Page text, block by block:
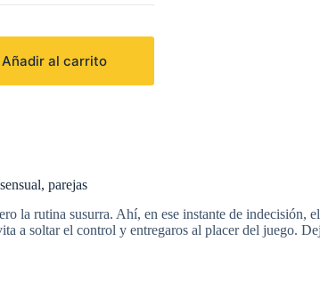
Añadir al carrito
parejas
la rutina susurra. Ahí, en ese instante de indecisión,
a soltar el control y entregaros al placer del juego.